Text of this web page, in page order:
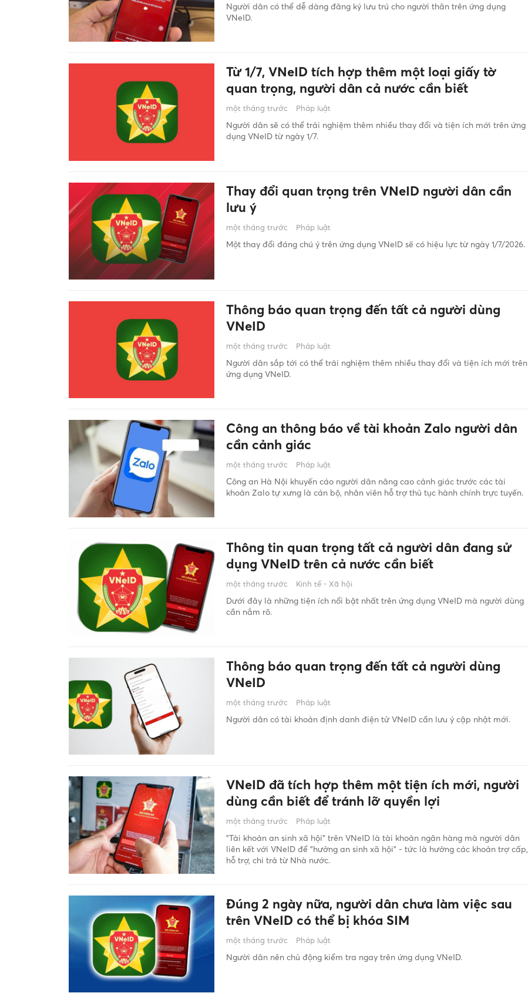
Người dân có thể dễ dàng đăng ký lưu trú cho người thân trên ứng dụng
VNeID.
Từ 1/7, VNeID tích hợp thêm một loại giấy tờ
quan trọng, người dân cả nước cần biết
một tháng trước Pháp luật
Người dân sẽ có thể trải nghiệm thêm nhiều thay đổi và tiện ích mới trên ứng
dụng VNeID từ ngày 1/7.
Thay đổi quan trọng trên VNeID người dân cần
lưu ý
một tháng trước Pháp luật
Một thay đổi đáng chú ý trên ứng dụng VNeID sẽ có hiệu lực từ ngày 1/7/2026.
Thông báo quan trọng đến tất cả người dùng
VNeID
một tháng trước Pháp luật
Người dân sắp tới có thể trải nghiệm thêm nhiều thay đổi và tiện ích mới trên
ứng dụng VNeID.
Công an thông báo về tài khoản Zalo người dân
cần cảnh giác
một tháng trước Pháp luật
Công an Hà Nội khuyến cáo người dân nâng cao cảnh giác trước các tài
khoản Zalo tự xưng là cán bộ, nhân viên hỗ trợ thủ tục hành chính trực tuyến.
Thông tin quan trọng tất cả người dân đang sử
dụng VNeID trên cả nước cần biết
một tháng trước Kinh tế - Xã hội
Dưới đây là những tiện ích nổi bật nhất trên ứng dụng VNeID mà người dùng
cần nắm rõ.
Thông báo quan trọng đến tất cả người dùng
VNeID
một tháng trước Pháp luật
Người dân có tài khoản định danh điện tử VNeID cần lưu ý cập nhật mới.
VNeID đã tích hợp thêm một tiện ích mới, người
dùng cần biết để tránh lỡ quyền lợi
một tháng trước Pháp luật
"Tài khoản an sinh xã hội" trên VNeID là tài khoản ngân hàng mà người dân
liên kết với VNeID để "hưởng an sinh xã hội" - tức là hưởng các khoản trợ cấp,
hỗ trợ, chi trả từ Nhà nước.
Đúng 2 ngày nữa, người dân chưa làm việc sau
trên VNeID có thể bị khóa SIM
một tháng trước Pháp luật
Người dân nên chủ động kiểm tra ngay trên ứng dụng VNeID.